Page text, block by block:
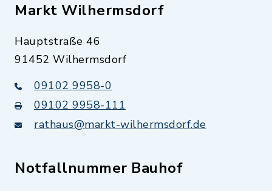
Markt Wilhermsdorf
Hauptstraße 46
91452 Wilhermsdorf
09102 9958-0
09102 9958-111
rathaus@markt-wilhermsdorf.de
Notfallnummer Bauhof